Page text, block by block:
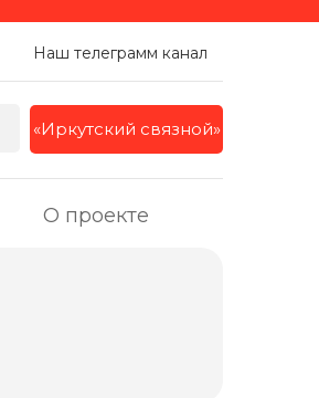
Наш телеграмм канал
«Иркутский связной»
О проекте